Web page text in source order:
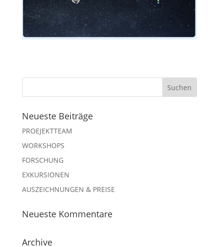
Neueste Beiträge
PROEJEKTTEAM
WORKSHOPS
FORSCHUNG
EXKURSIONEN
AUSZEICHNUNGEN & PREISE
Neueste Kommentare
Archive